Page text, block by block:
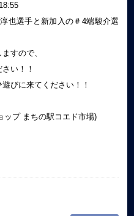
也選手と新加入の＃4端駿介選
すので、
い！！
びに来てください！！
ップ まちの駅コエド市場)